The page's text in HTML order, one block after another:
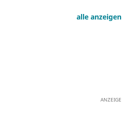
alle anzeigen
ANZEIGE